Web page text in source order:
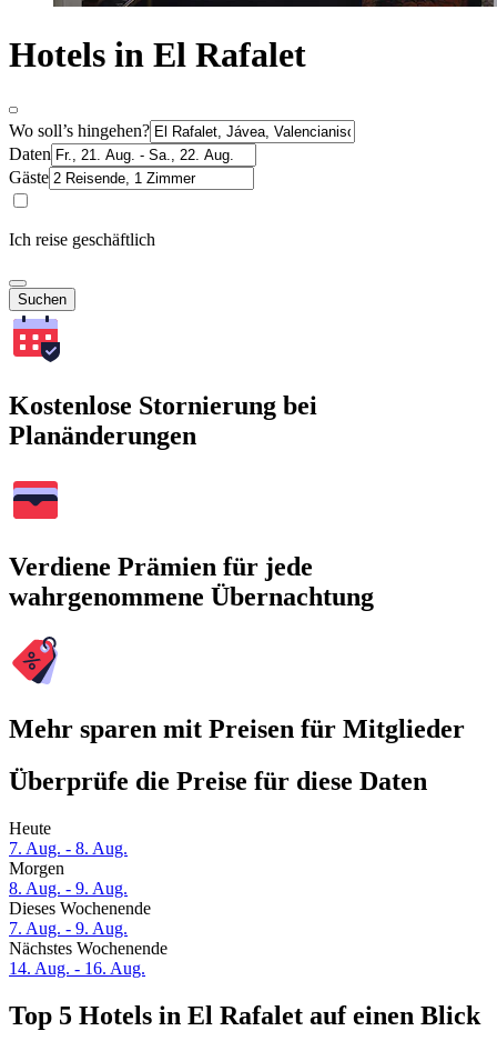
Hotels in El Rafalet
Wo soll’s hingehen?
Daten
Gäste
Ich reise geschäftlich
Suchen
Kostenlose Stornierung bei
Planänderungen
Verdiene Prämien für jede
wahrgenommene Übernachtung
Mehr sparen mit Preisen für Mitglieder
Überprüfe die Preise für diese Daten
Heute
7. Aug. - 8. Aug.
Morgen
8. Aug. - 9. Aug.
Dieses Wochenende
7. Aug. - 9. Aug.
Nächstes Wochenende
14. Aug. - 16. Aug.
Top 5 Hotels in El Rafalet auf einen Blick